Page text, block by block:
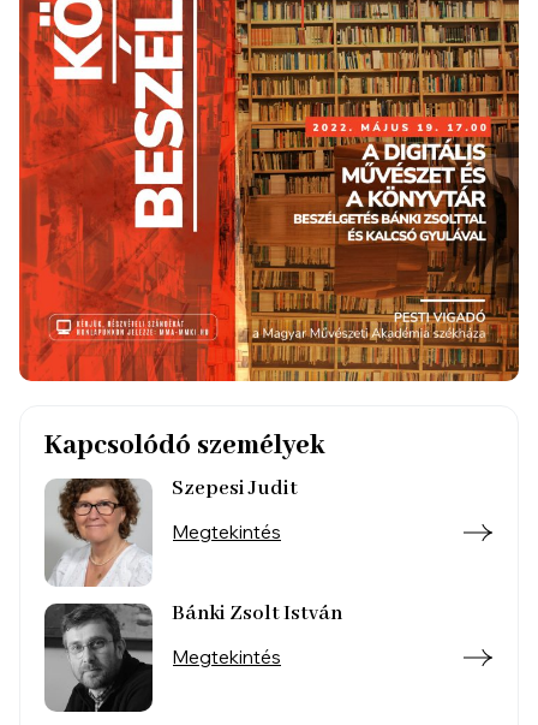
Kapcsolódó személyek
Szepesi Judit
Megtekintés
Bánki Zsolt István
Megtekintés